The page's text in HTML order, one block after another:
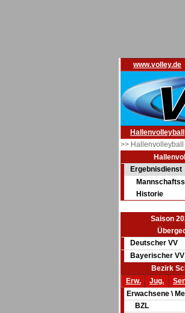
www.volley.de
Hallenvolleyball
>> Hallenvolleyball
Ergebnisdienst
Historie
Saison
Deutscher VV
Bayerischer VV
Bezirk
Erw.
Jug.
Erwachsene \
BZL